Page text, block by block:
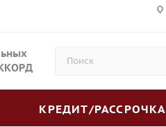
КРЕДИТ/РАССРОЧКА